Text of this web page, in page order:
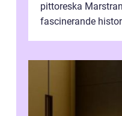
pittoreska
fascinerande